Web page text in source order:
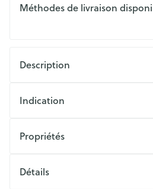
Méthodes de livraison
Description
Indication
Propriétés
Détails